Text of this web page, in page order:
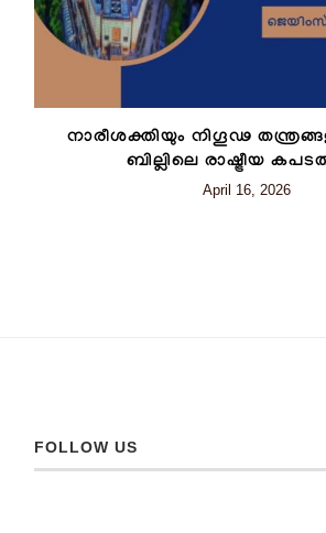
നാരീശക്തിയും നിഗൂഢ
ബില്ലിലെ രാഷ്ട്രീയ
April 16, 2026
FOLLOW US